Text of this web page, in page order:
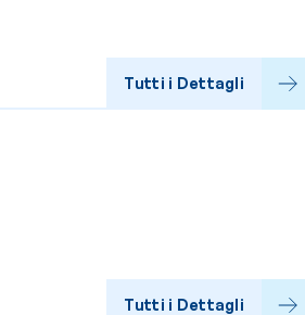
Tutti i Dettagli
Tutti i Dettagli